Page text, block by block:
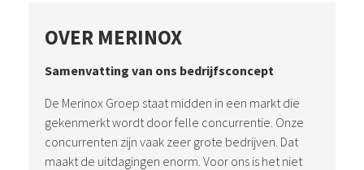
OVER MERINOX
Samenvatting van ons bedrijfsconcept
De Merinox Groep staat midden in een markt die
gekenmerkt wordt door felle concurrentie. Onze
concurrenten zijn vaak zeer grote bedrijven. Dat
maakt de uitdagingen enorm. Voor ons is het niet